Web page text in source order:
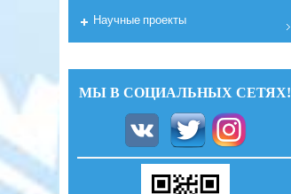
Научные проекты
МЫ В СОЦИАЛЬНЫХ СЕТЯХ!